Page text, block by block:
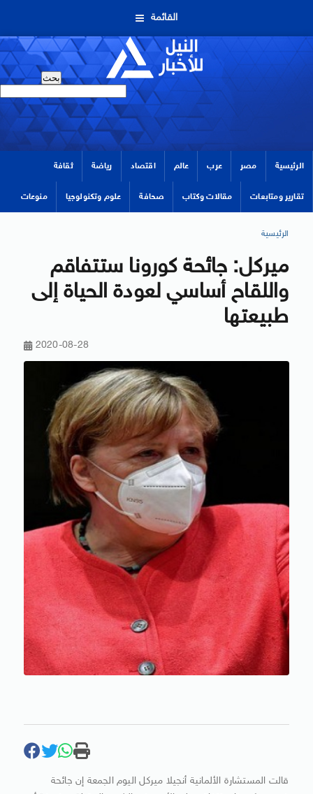
القائمة
الرئيسية مصر عرب عالم اقتصاد رياضة ثقافة
تقارير ومتابعات مقالات وكتاب صحافة علوم وتكنولوجيا منوعات
الرئيسية
ميركل: جائحة كورونا ستتفاقم
واللقاح أساسي لعودة الحياة إلى
طبيعتها
2020-08-28
قالت المستشارة الألمانية أنجيلا ميركل اليوم الجمعة إن جائحة